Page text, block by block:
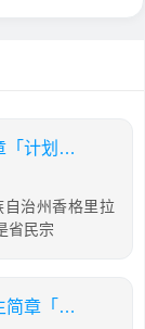
2026年迪庆州民族中等专业学校招生简章「计划内招生」
治州香格里拉
省民宗
2026年弥勒县文武中等职业技术学校招生简章「计划内招生」